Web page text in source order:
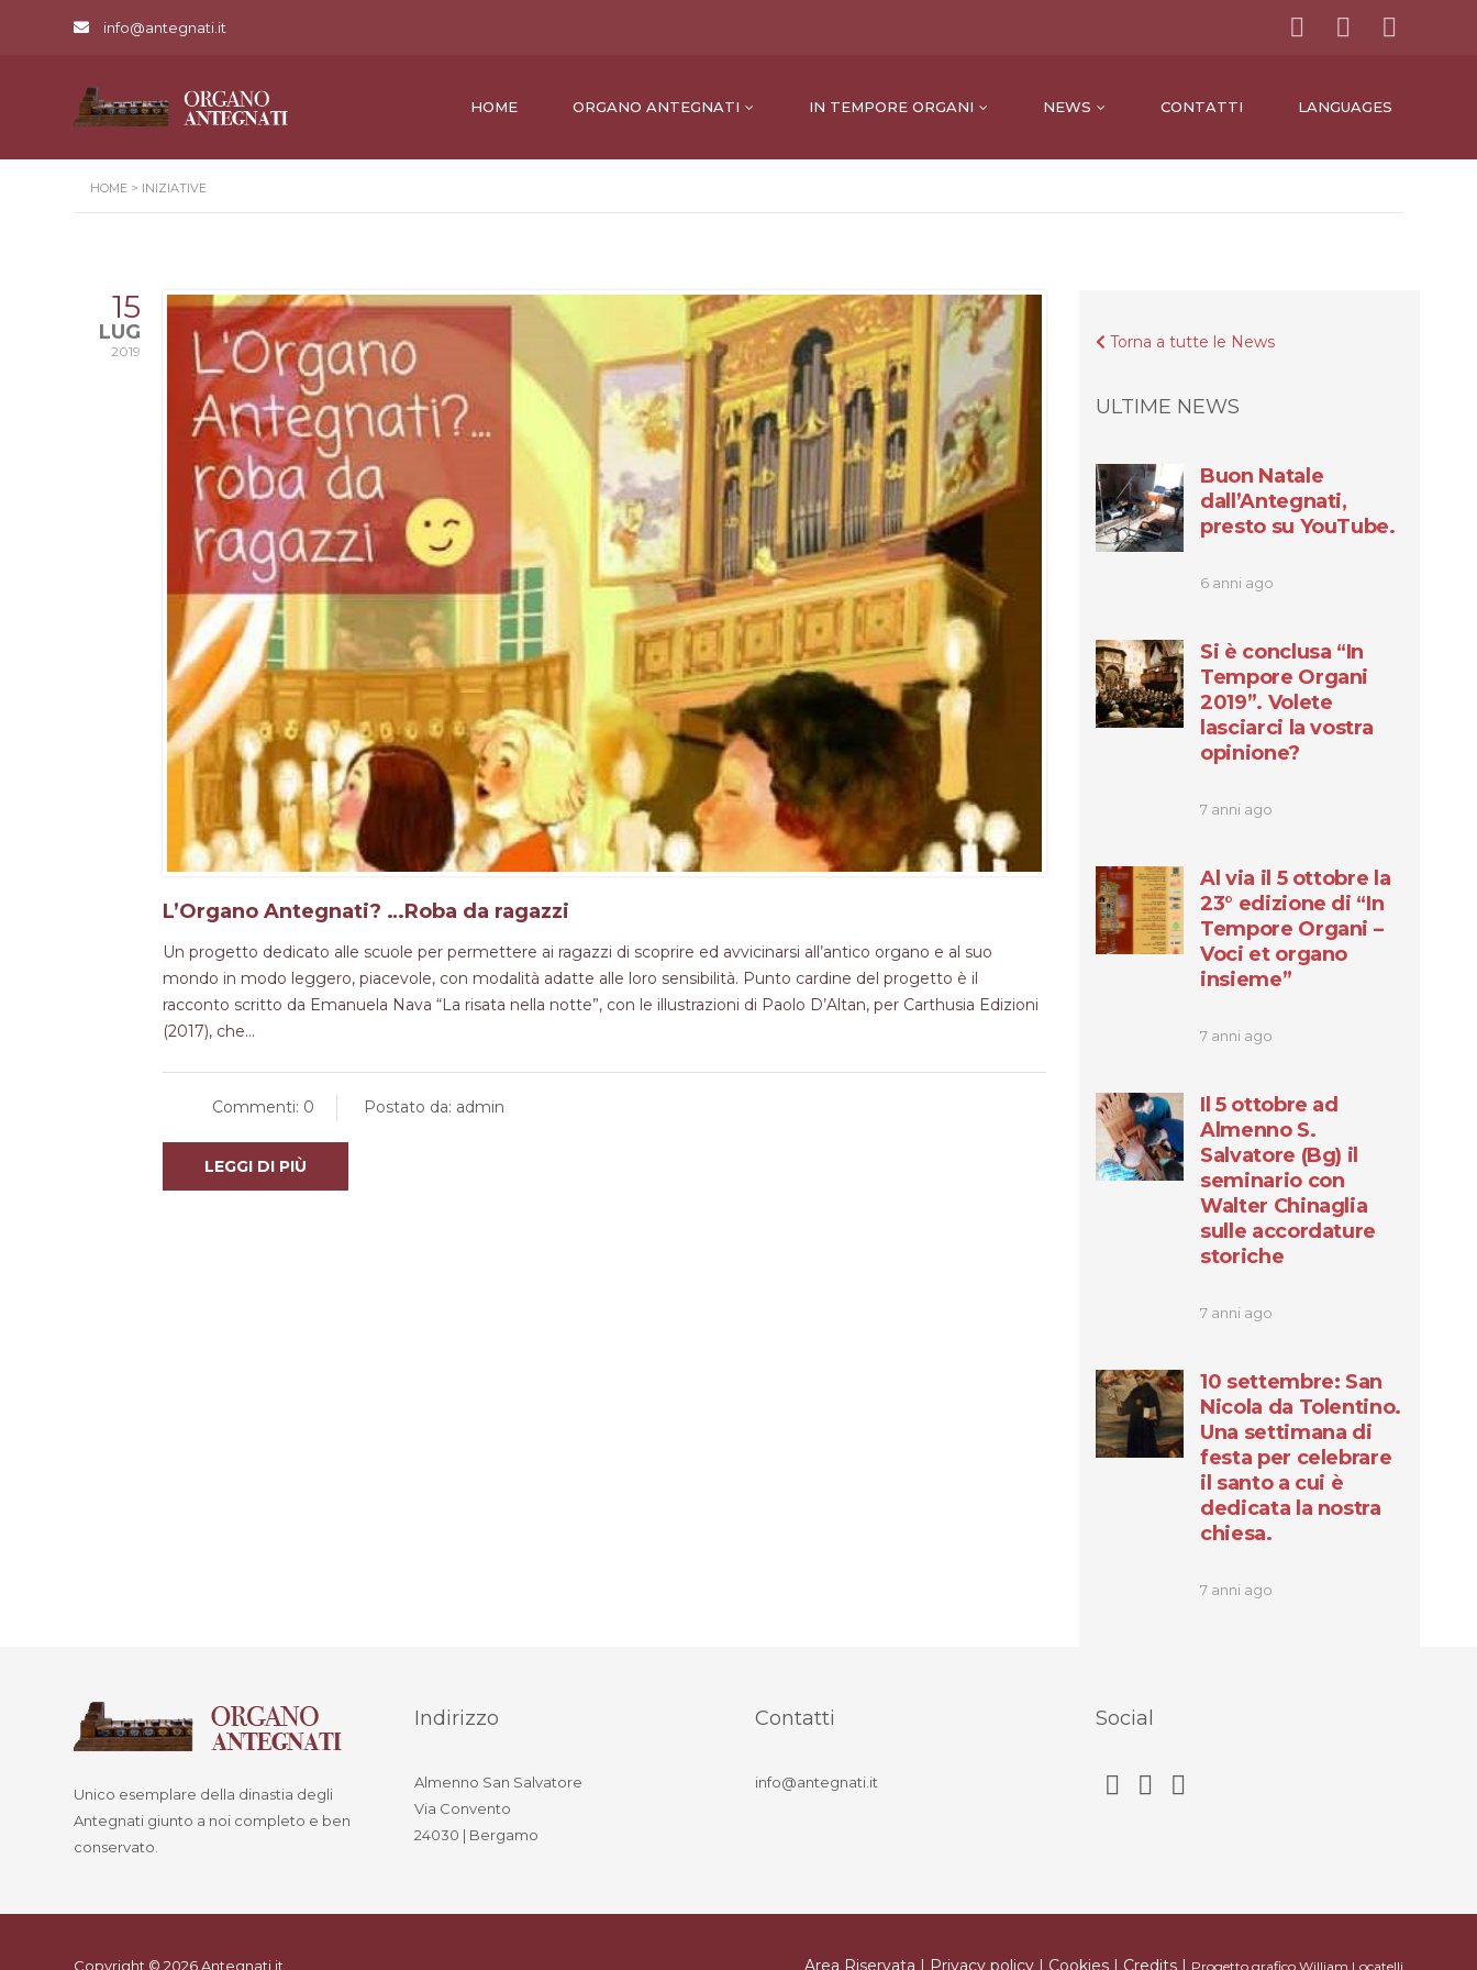
info@antegnati.it
HOME ORGANO ANTEGNATI IN TEMPORE ORGANI NEWS CONTATTI LANGUAGES
HOME > INIZIATIVE
15
LUG
2019
L’Organo Antegnati? …Roba da ragazzi
Un progetto dedicato alle scuole per permettere ai ragazzi di scoprire ed avvicinarsi all’antico organo e al suo
mondo in modo leggero, piacevole, con modalità adatte alle loro sensibilità. Punto cardine del progetto è il
racconto scritto da Emanuela Nava “La risata nella notte”, con le illustrazioni di Paolo D’Altan, per Carthusia Edizioni
(2017), che...
Commenti: 0 Postato da: admin
LEGGI DI PIÙ
Torna a tutte le News
ULTIME NEWS
Buon Natale
dall’Antegnati,
presto su YouTube.
6 anni ago
Si è conclusa “In
Tempore Organi
2019”. Volete
lasciarci la vostra
opinione?
7 anni ago
Al via il 5 ottobre la
23° edizione di “In
Tempore Organi –
Voci et organo
insieme”
7 anni ago
Il 5 ottobre ad
Almenno S.
Salvatore (Bg) il
seminario con
Walter Chinaglia
sulle accordature
storiche
7 anni ago
10 settembre: San
Nicola da Tolentino.
Una settimana di
festa per celebrare
il santo a cui è
dedicata la nostra
chiesa.
7 anni ago
Unico esemplare della dinastia degli
Antegnati giunto a noi completo e ben
conservato.
Indirizzo
Almenno San Salvatore
Via Convento
24030 | Bergamo
Contatti
info@antegnati.it
Social
Copyright © 2026Antegnati.it Area Riservata | Privacy policy | Cookies | Credits | Progetto grafico William Locatelli